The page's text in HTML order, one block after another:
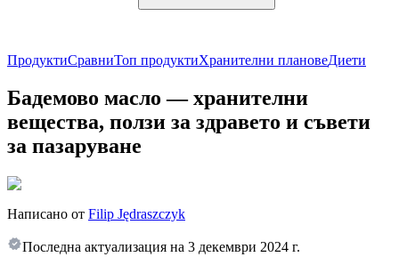
ПродуктиСравниТоп продуктиХранителни плановеДиети
Бадемово масло — хранителни
вещества, ползи за здравето и съвети
за пазаруване
Написано от Filip Jędraszczyk
Последна актуализация на 3 декември 2024 г.